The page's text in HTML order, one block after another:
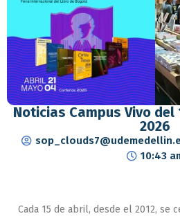
Noticias Campus Vivo del
2026
10:43
Cada 15 de abril, desde el 2012, se